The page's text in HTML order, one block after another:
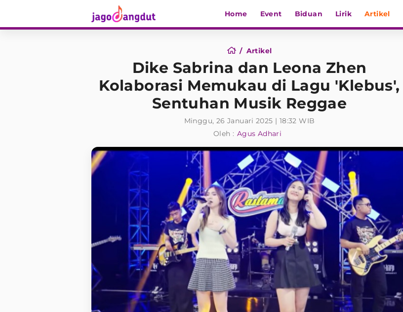
Home Event Biduan Lirik Artikel
Artikel
Dike Sabrina dan Leona Zhen
Kolaborasi Memukau di Lagu 'Klebus',
Sentuhan Musik Reggae
Minggu, 26 Januari 2025 | 18:32 WIB
Oleh : Agus Adhari